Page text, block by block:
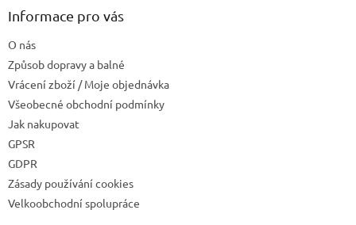
Informace pro vás
O nás
Způsob dopravy a balné
Vrácení zboží / Moje objednávka
Všeobecné obchodní podmínky
Jak nakupovat
GPSR
GDPR
Zásady používání cookies
Velkoobchodní spolupráce